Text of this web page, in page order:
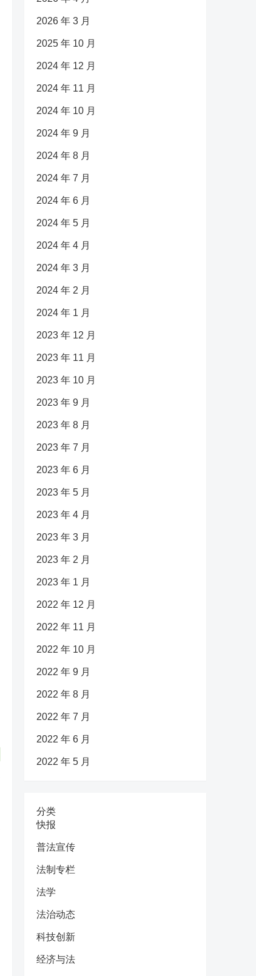
2026 年 3 月
2025 年 10 月
2024 年 12 月
2024 年 11 月
2024 年 10 月
2024 年 9 月
2024 年 8 月
2024 年 7 月
2024 年 6 月
2024 年 5 月
2024 年 4 月
2024 年 3 月
2024 年 2 月
2024 年 1 月
2023 年 12 月
2023 年 11 月
2023 年 10 月
2023 年 9 月
2023 年 8 月
2023 年 7 月
2023 年 6 月
2023 年 5 月
2023 年 4 月
2023 年 3 月
2023 年 2 月
2023 年 1 月
2022 年 12 月
2022 年 11 月
2022 年 10 月
2022 年 9 月
2022 年 8 月
2022 年 7 月
2022 年 6 月
2022 年 5 月
分类
快报
普法宣传
法制专栏
法学
法治动态
科技创新
经济与法